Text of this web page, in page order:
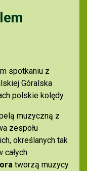
spotkaniu z
Góralska
polskie kolędy.
muzyczną z
zespołu
określanych tak
całych
tworzą muzycy